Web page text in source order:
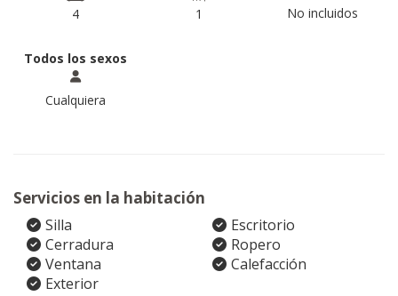
4 1 No incluidos
Todos los sexos
Cualquiera
Servicios en la habitación
Silla
Escritorio
Cerradura
Ropero
Ventana
Calefacción
Exterior